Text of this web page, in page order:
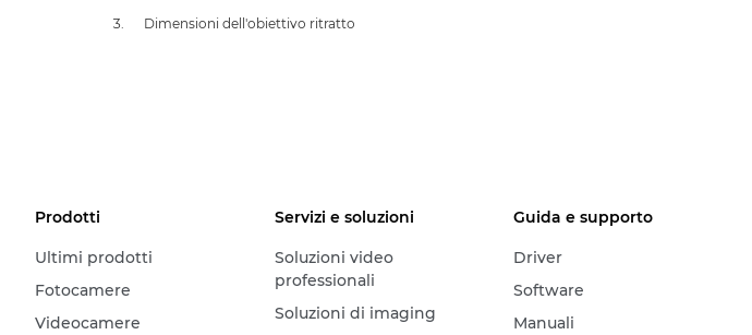
Dimensioni dell'obiettivo ritratto
Prodotti
Ultimi prodotti
Fotocamere
Videocamere
Servizi e soluzioni
Soluzioni video
professionali
Soluzioni di imaging
Guida e supporto
Driver
Software
Manuali